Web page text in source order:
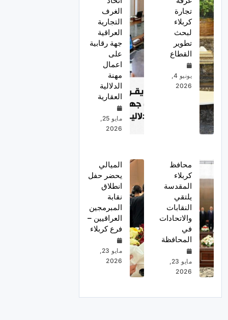
تجارة
كربلاء
لبحث
تطوير
القطاع
يونيو 4,
2026
الغرف
التجارية
العراقية
جهة رقابية
على
اعمال
مهنة
الدلالية
العقارية
مايو 25,
2026
محافظ
كربلاء
المقدسة
يلتقي
النقابات
والاتحادات
في
المحافظة
مايو 23,
2026
الميالي
يحضر حفل
انطلاق
نقابة
المبرمجين
العراقيين –
فرع كربلاء
مايو 23,
2026